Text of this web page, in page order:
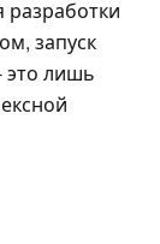
разработки
запуск
это лишь